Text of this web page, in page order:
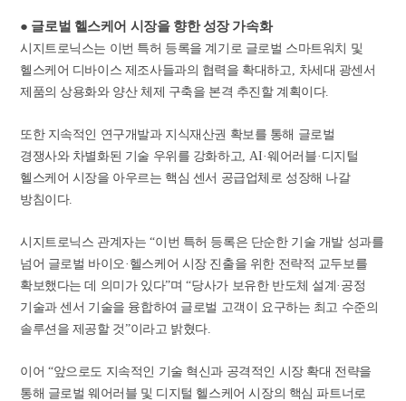
● 글로벌 헬스케어 시장을 향한 성장 가속화
시지트로닉스는 이번 특허 등록을 계기로 글로벌 스마트워치 및
헬스케어 디바이스 제조사들과의 협력을 확대하고
차세대 광센서
제품의 상용화와 양산 체제 구축을 본격 추진할 계획이다.
또한 지속적인 연구개발과 지식재산권 확보를 통해 글로벌
경쟁사와 차별화된 기술 우위를 강화하고 , AI·웨어러블· 디지털
헬스케어 시장을 아우르는 핵심 센서 공급업체로 성장해 나갈
방침이다.
시지트로닉스 관계자는 “이번 특허 등록은 단순한 기술 개발 성과를
넘어 글로벌 바이오 · 헬스케어 시장 진출을 위한 전략적 교두보를
확보했다는 데 의미가 있다”며“당사가 보유한 반도체 설계· 공정
기술과 센서 기술을 융합하여 글로벌 고객이 요구하는 최고 수준의
솔루션을 제공할 것”이라고 밝혔다.
이어 “앞으로도 지속적인 기술 혁신과 공격적인 시장 확대 전략을
통해 글로벌 웨어러블 및 디지털 헬스케어 시장의 핵심 파트너로